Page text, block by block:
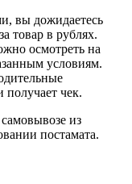
вы дожидаетесь
товар в рублях.
осмотреть на
условиям.
получает чек.
из
постамата.